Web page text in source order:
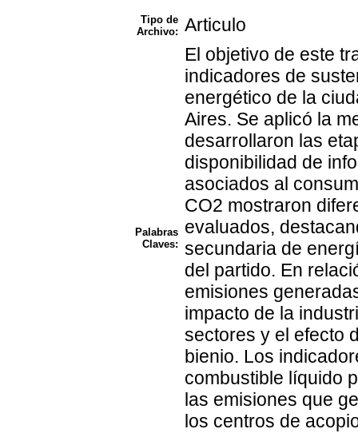
Tipo de
Archivo: Articulo
Palabras
Claves:
El objetivo de este
indicadores de
energético de la
Aires. Se aplicó la
desarrollaron las
disponibilidad de
asociados al
CO2 mostraron
evaluados,
secundaria de
del partido. En
emisiones
impacto de la
sectores y el efecto
bienio. Los
combustible líquido
las emisiones que
los centros de